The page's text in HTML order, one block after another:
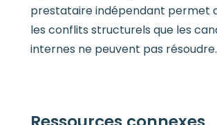
prestataire indépendant permet
les conflits structurels que les
internes ne peuvent pas résoudre.